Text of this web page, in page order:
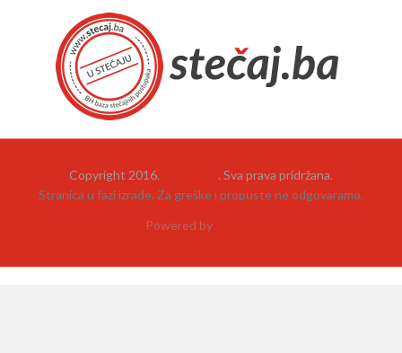
Copyright 2016.
. Sva prava pridržana.
Stranica u fazi izrade. Za greške i propuste ne odgovaramo.
Powered by